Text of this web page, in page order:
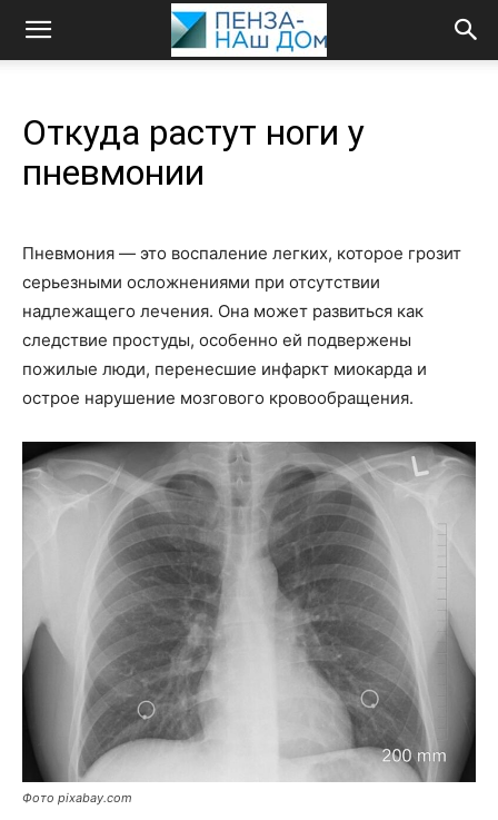
Откуда растут ноги у
пневмонии
Пневмония — это воспаление легких, которое грозит
серьезными осложнениями при отсутствии
надлежащего лечения. Она может развиться как
следствие простуды, особенно ей подвержены
пожилые люди, перенесшие инфаркт миокарда и
острое нарушение мозгового кровообращения.
Фото pixabay.com